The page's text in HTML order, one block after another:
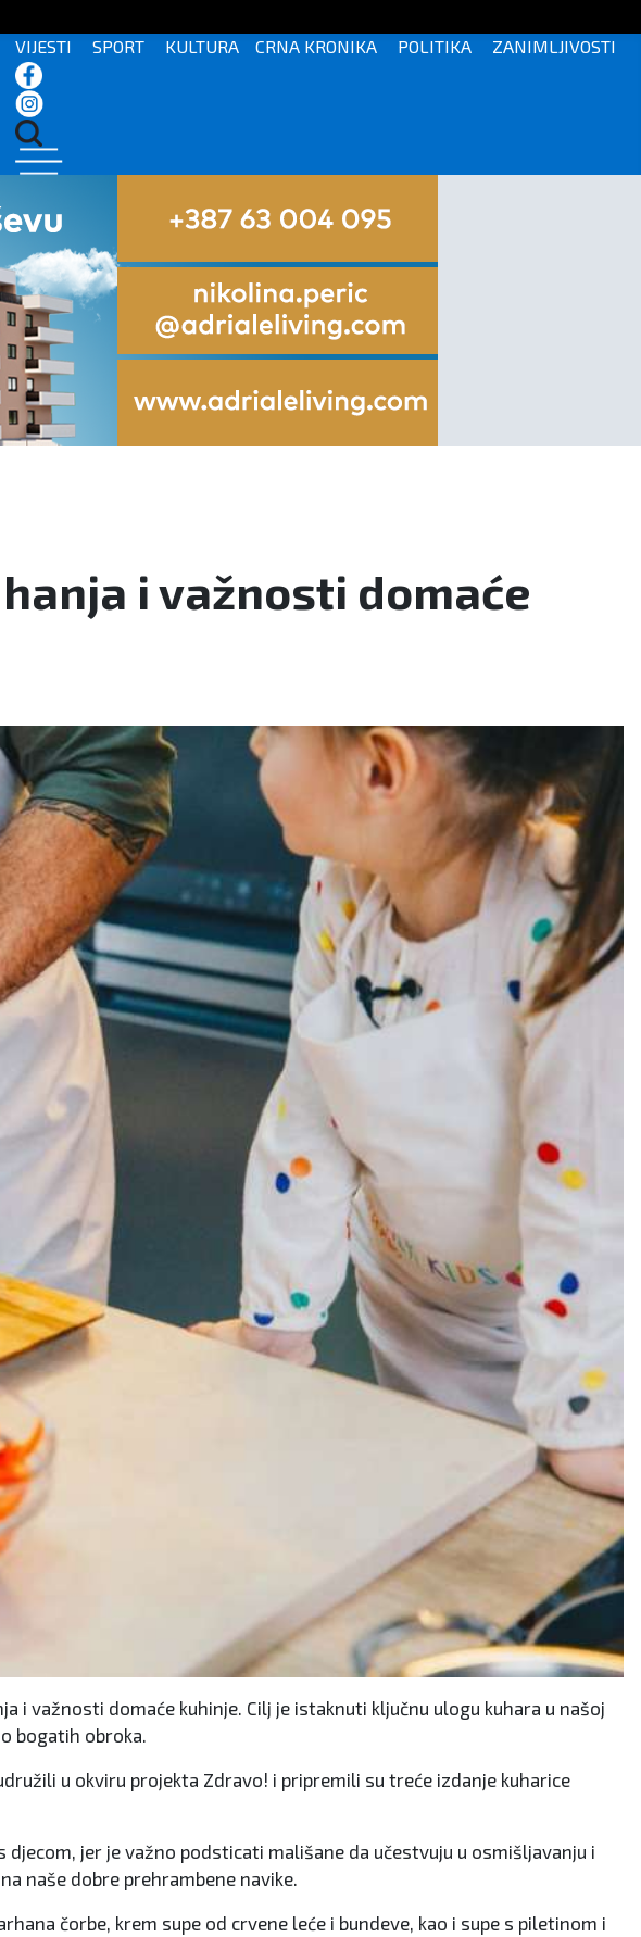
VIJESTI SPORT KULTURA CRNA KRONIKA POLITIKA ZANIMLJIVOSTI
i važnosti domaće
i važnosti domaće kuhinje. Cilj je istaknuti ključnu ulogu kuhara u našoj
bogatih obroka.
u okviru projekta Zdravo! i pripremili su treće izdanje kuharice
jer je važno podsticati mališane da učestvuju u osmišljavanju i
naše dobre prehrambene navike.
čorbe, krem supe od crvene leće i bundeve, kao i supe s piletinom i